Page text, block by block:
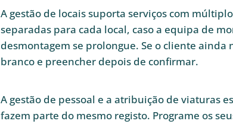
A gestão de locais suporta serviços com
separadas para cada local, caso a equipa de
desmontagem se prolongue. Se o cliente ainda
branco e preencher depois de confirmar.
A gestão de pessoal e a atribuição de viaturas
fazem parte do mesmo registo. Programe os